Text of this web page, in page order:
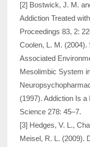
[2] Bostwick, J. M.
Addiction Treated
Proceedings 83, 2:
Coolen, L. M.
Associated
Mesolimbic System
(1997). Addiction Is
Science 278: 45–7.
[3] Hedges, V. L.,
Meisel, R. L. (2009).